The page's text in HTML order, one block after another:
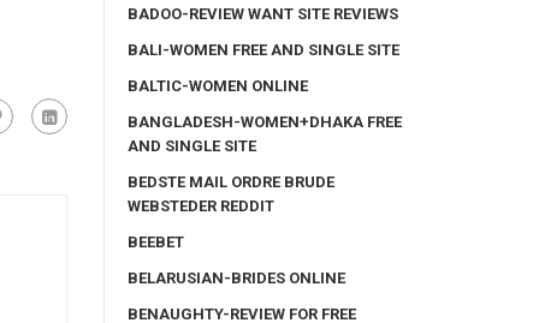
BADOO-REVIEW WANT SITE REVIEWS
BALI-WOMEN FREE AND SINGLE SITE
BALTIC-WOMEN ONLINE
BANGLADESH-WOMEN+DHAKA FREE
AND SINGLE SITE
BEDSTE MAIL ORDRE BRUDE
WEBSTEDER REDDIT
BEEBET
BELARUSIAN-BRIDES ONLINE
BENAUGHTY-REVIEW FOR FREE